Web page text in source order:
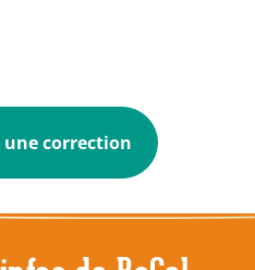
une correction